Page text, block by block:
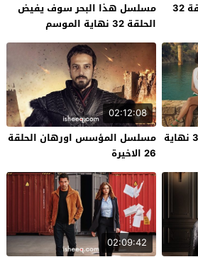
مسلسل ورود وذنوب الحلقة 32
مسلسل هذا البحر سوف يفيض
الحلقة 32 نهاية الموسم
مسلسل الخليفة الحلقة 35 نهاية
02:12:08
مسلسل المؤسس اورهان الحلقة
26 الاخيرة
02:09:42